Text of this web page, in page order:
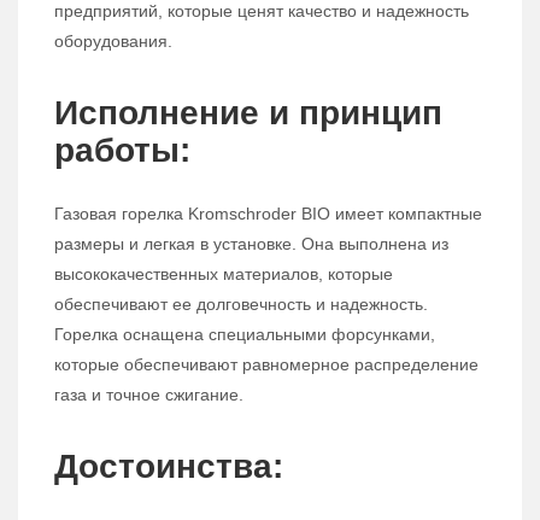
предприятий, которые ценят качество и надежность
оборудования.
Исполнение и принцип
работы:
Газовая горелка Kromschroder BIO имеет компактные
размеры и легкая в установке. Она выполнена из
высококачественных материалов, которые
обеспечивают ее долговечность и надежность.
Горелка оснащена специальными форсунками,
которые обеспечивают равномерное распределение
газа и точное сжигание.
Достоинства: